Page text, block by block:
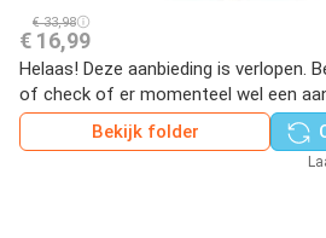
€ 33,98
€ 16,99
Helaas! Deze aanbieding is verlopen.
of check of er momenteel wel een
Bekijk folder